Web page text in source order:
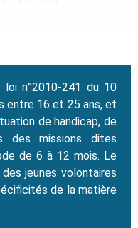
n°2010-241 du 10
entre 16 et 25 ans, et
de handicap, de
des missions dites
de 6 à 12 mois. Le
jeunes volontaires
de la matière